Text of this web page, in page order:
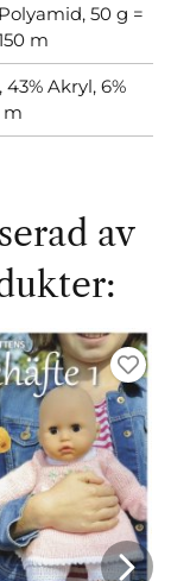
Polyamid, 50 g =
m
Akryl, 6%
m
av